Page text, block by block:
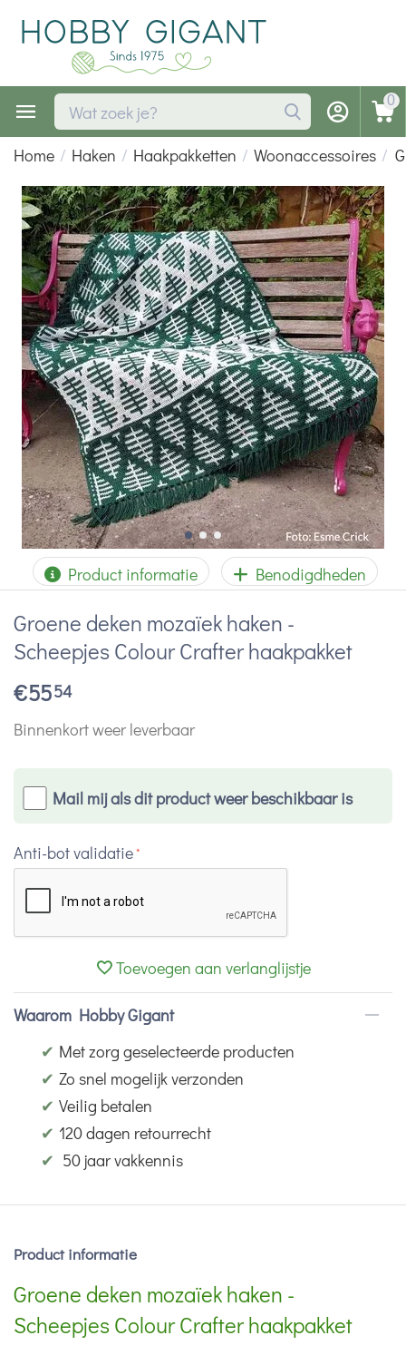
0
Home / Haken / Haakpakketten / Woonaccessoires /
Product informatie Benodigdheden
Groene deken mozaïek haken -
Scheepjes Colour Crafter haakpakket
€5554
Binnenkort weer leverbaar
Mail mij als dit product weer beschikbaar is
Anti-bot validatie
Toevoegen aan verlanglijstje
Waarom Hobby Gigant
✔ Met zorg geselecteerde producten
✔ Zo snel mogelijk verzonden
✔ Veilig betalen
✔ 120 dagen retourrecht
✔ 50 jaar vakkennis
Product informatie
Groene deken mozaïek haken -
Scheepjes Colour Crafter haakpakket